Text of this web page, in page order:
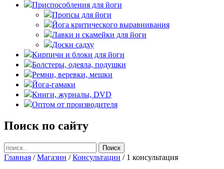
Приспособления для йоги
Пропсы для йоги
Йога критического выравнивания
Лавки и скамейки для йоги
Доски садху
Кирпичи и блоки для йоги
Болстеры, одеяла, подушки
Ремни, веревки, мешки
Йога-гамаки
Книги, журналы, DVD
Оптом от производителя
Поиск по сайту
Главная /Магазин /Консультации / 1 консультация